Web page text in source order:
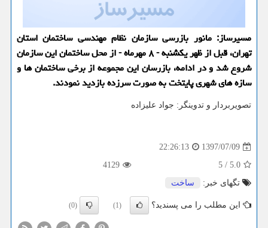
مسیرساز: مانور بازرسی سازمان نظام مهندسی ساختمان استان
تهران، قبل از ظهر یكشنبه - ۸ مهرماه - از محل ساختمان این سازمان
شروع شد و در ادامه، بازرسان این مجموعه از برخی ساختمان ها و
سازه های شهری پایتخت به صورت سرزده بازدید نمودند.
تصویربردار و تدوینگر: جواد علیزاده
1397/07/09
22:26:13
5.0
/
5
4129
تگهای خبر:
ساخت
این مطلب را می پسندید؟ (1)
(0)